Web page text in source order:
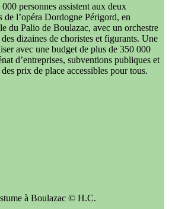
personnes assistent aux deux
de l’opéra Dordogne Périgord, en
du Palio de Boulazac, avec un orchestre
dizaines de choristes et figurants. Une
avec une budget de plus de 350 000
d’entreprises, subventions publiques et
prix de place accessibles pour tous.
à Boulazac © H.C.